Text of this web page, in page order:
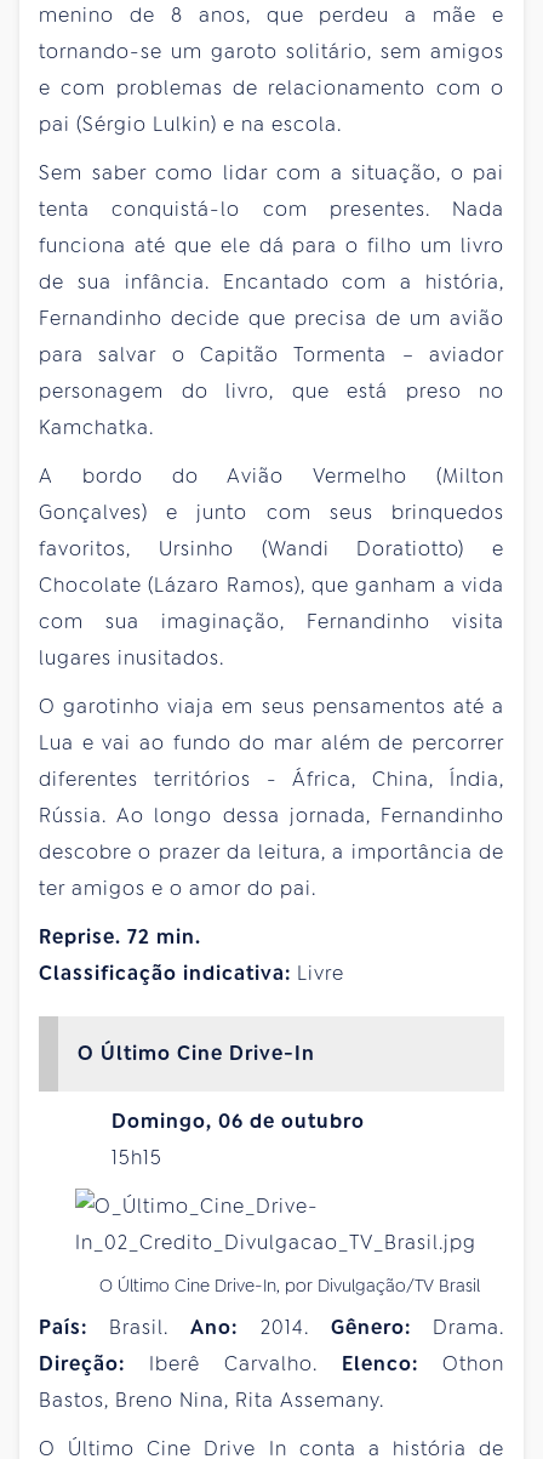
menino de 8 anos, que perdeu a mãe e
tornando-se um garoto solitário, sem amigos
e com problemas de relacionamento com o
pai (Sérgio Lulkin) e na escola.
Sem saber como lidar com a situação, o pai
tenta conquistá-lo com presentes. Nada
funciona até que ele dá para o filho um livro
de sua infância. Encantado com a história,
Fernandinho decide que precisa de um avião
para salvar o Capitão Tormenta – aviador
personagem do livro, que está preso no
Kamchatka.
A bordo do Avião Vermelho (Milton
Gonçalves) e junto com seus brinquedos
favoritos, Ursinho (Wandi Doratiotto) e
Chocolate (Lázaro Ramos), que ganham a vida
com sua imaginação, Fernandinho visita
lugares inusitados.
O garotinho viaja em seus pensamentos até a
Lua e vai ao fundo do mar além de percorrer
diferentes territórios - África, China, Índia,
Rússia. Ao longo dessa jornada, Fernandinho
descobre o prazer da leitura, a importância de
ter amigos e o amor do pai.
Reprise. 72 min.
Classificação indicativa: Livre
O Último Cine Drive-In
Domingo, 06 de outubro
15h15
O Último Cine Drive-In, por Divulgação/TV Brasil
País: Brasil.Ano: 2014. Gênero: Drama.
Direção: Iberê Carvalho. Elenco: Othon
Bastos, Breno Nina, Rita Assemany.
O Último Cine Drive In conta a história de